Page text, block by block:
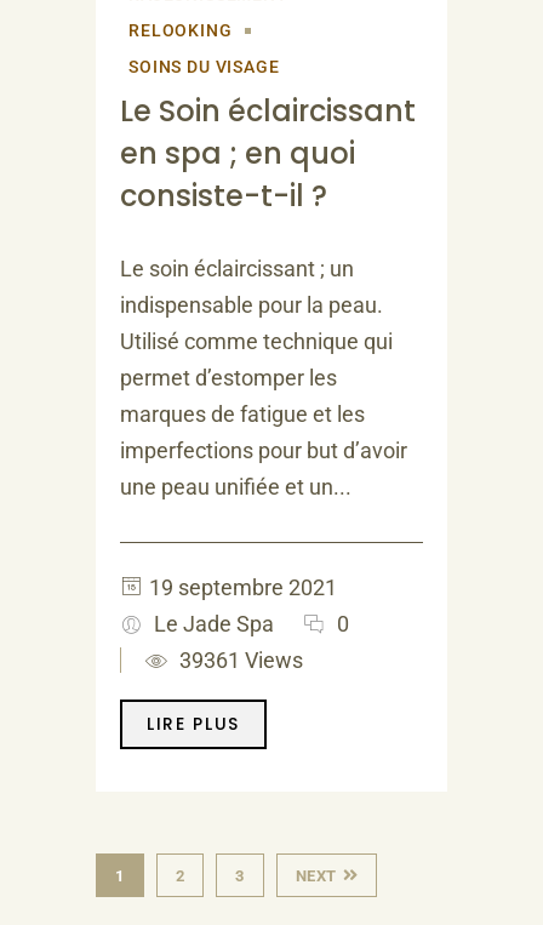
RELOOKING
SOINS DU VISAGE
Le Soin éclaircissant
en spa ; en quoi
consiste-t-il ?
Le soin éclaircissant ; un
indispensable pour la peau.
Utilisé comme technique qui
permet d’estomper les
marques de fatigue et les
imperfections pour but d’avoir
une peau unifiée et un...
19 septembre 2021
0
Le Jade Spa
39361 Views
LIRE PLUS
1 2 3 NEXT